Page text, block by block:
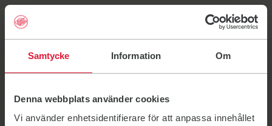
Samtycke Information Om
Denna webbplats använder cookies
Vi använder enhetsidentifierare för att anpassa innehållet
Lien vers : Friskis Go
Friskis Go
Contact